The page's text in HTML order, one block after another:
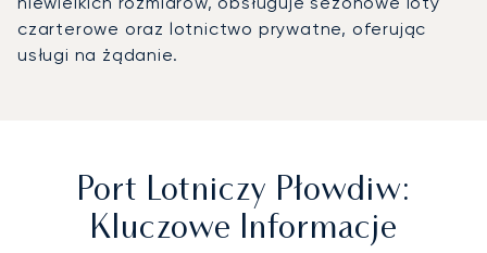
czarterowe oraz lotnictwo prywatne, oferując
usługi na żądanie.
Port Lotniczy Płowdiw:
Kluczowe Informacje